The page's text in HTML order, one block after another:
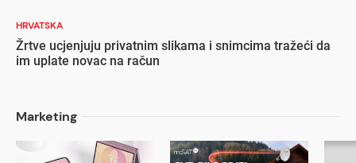
HRVATSKA
Žrtve ucjenjuju privatnim slikama i snimcima tražeći da
im uplate novac na račun
Marketing